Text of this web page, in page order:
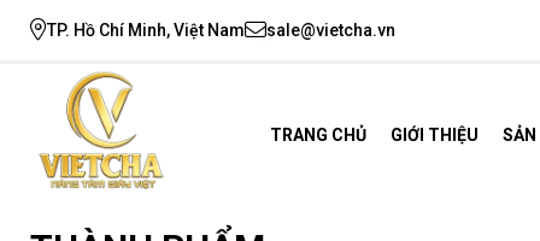
TP. Hồ Chí Minh, Việt Nam sale@vietcha.vn
TRANG CHỦ GIỚI THIỆU